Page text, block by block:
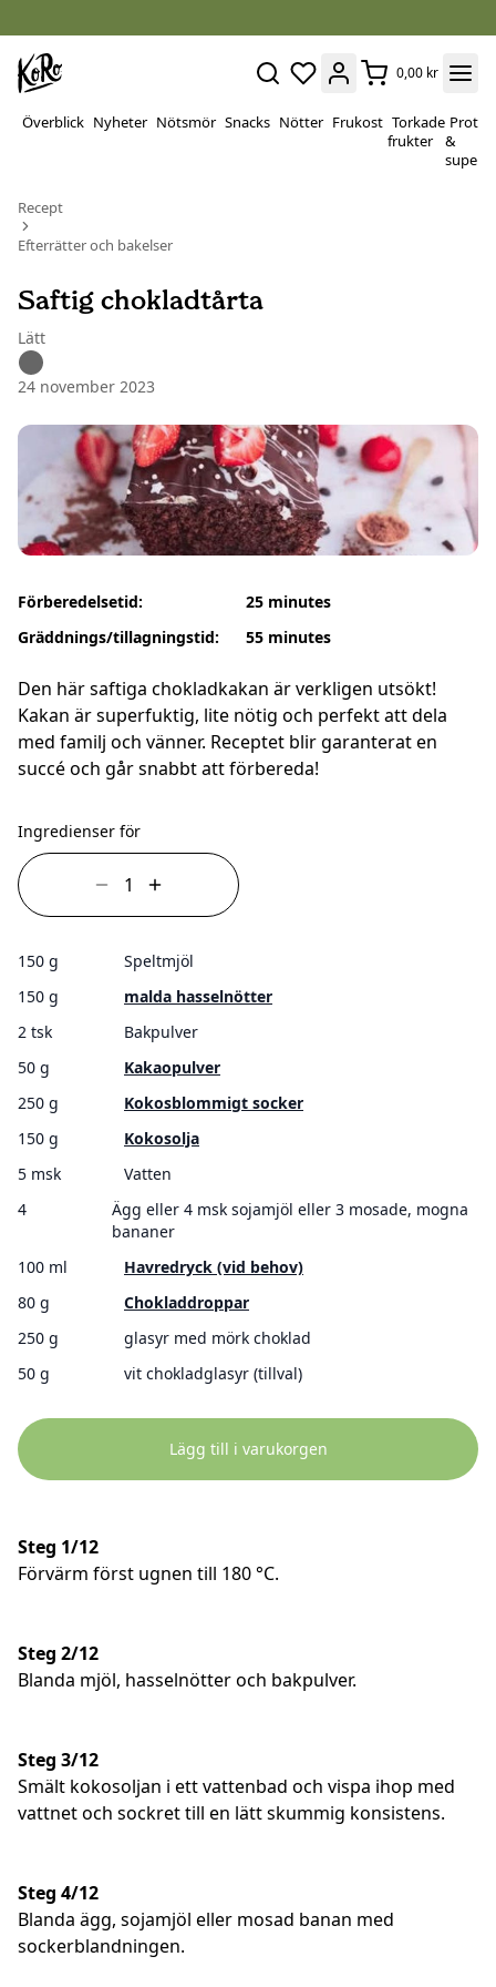
0,00 kr
Överblick Nyheter Nötsmör Snacks Nötter Frukost Torkade
frukter
&
Recept
Efterrätter och bakelser
Saftig chokladtårta
Lätt
24 november 2023
Förberedelsetid:
Gräddnings/tillagningstid:
25 minutes
55 minutes
Den här saftiga chokladkakan är verkligen utsökt!
Kakan är superfuktig, lite nötig och perfekt att dela
med familj och vänner. Receptet blir garanterat en
succé och går snabbt att förbereda!
Ingredienser för
150 g
Speltmjöl
150 g
malda hasselnötter
2 tsk
Bakpulver
50 g
Kakaopulver
250 g
Kokosblommigt socker
150 g
Kokosolja
5 msk
Vatten
4
Ägg eller 4 msk sojamjöl eller 3 mosade, mogna
bananer
100 ml
Havredryck (vid behov)
80 g
Chokladdroppar
250 g
glasyr med mörk choklad
50 g
vit chokladglasyr (tillval)
Lägg till i varukorgen
Steg 1/12
Förvärm först ugnen till 180 °C.
Steg 2/12
Blanda mjöl, hasselnötter och bakpulver.
Steg 3/12
Smält kokosoljan i ett vattenbad och vispa ihop med
vattnet och sockret till en lätt skummig konsistens.
Steg 4/12
Blanda ägg, sojamjöl eller mosad banan med
sockerblandningen.